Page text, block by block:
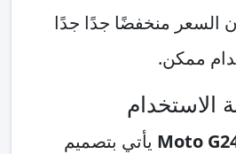
السعر منخفضًا جدًا جدًا
ممكن.
الاستخدام
يأتي بتصميم